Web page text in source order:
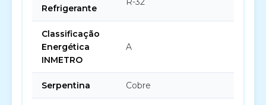
Refrigerante
Classificação
Energética
INMETRO
A
Serpentina Cobre